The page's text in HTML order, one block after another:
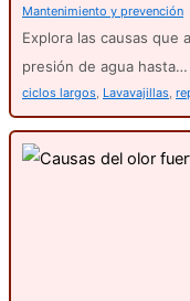
Mantenimiento y prevención
Explora las causas que
presión de agua hasta…
ciclos largos Lavavajillas